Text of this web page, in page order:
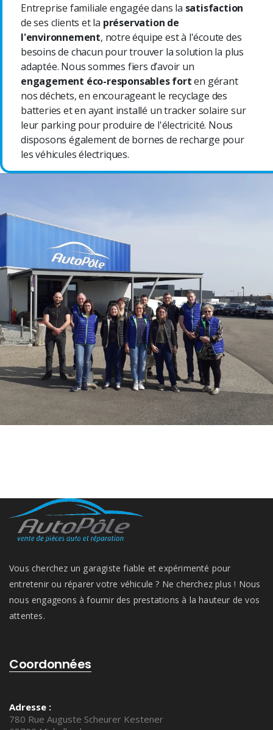
Entreprise familiale engagée dans la satisfaction
de ses clients et la préservation de
l'environnement, notre équipe est à l'écoute des
besoins de chacun pour trouver la solution la plus
adaptée. Nous sommes fiers d’avoir un
engagement éco-responsables forten gérant
nos déchets, en encourageant le recyclage des
batteries et en ayant installé un tracker solaire sur
leur parking pour produire de l'électricité. Nous
disposons également de bornes de recharge pour
les véhicules électriques.
Vous cherchez un garagiste fiable et expérimenté pour
entretenir ou réparer votre véhicule ? Ne cherchez plus ! Nous
nous engageons à fournir des prestations à la hauteur de vos
attentes.
Coordonnées
Adresse :
780 Rue Auguste Scheurer Kestener